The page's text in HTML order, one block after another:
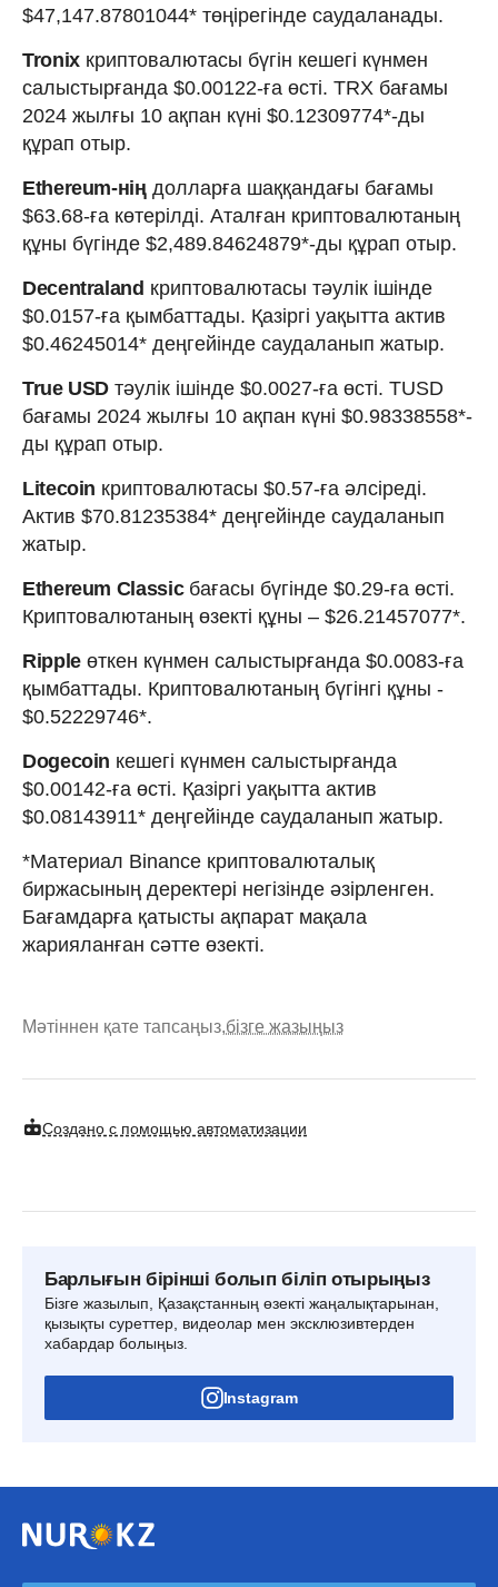
$47,147.87801044* төңірегінде саудаланады.
Tronixкриптовалютасы бүгін кешегі күнмен
салыстырғанда $0.00122-ға өсті. TRX бағамы
2024 жылғы 10 ақпан күні $0.12309774*-ды
құрап отыр.
Ethereum-ніңдолларға шаққандағы бағамы
$63.68-ға көтерілді. Аталған криптовалютаның
құны бүгінде $2,489.84624879*-ды құрап отыр.
Decentraland криптовалютасы тәулік ішінде
$0.0157-ға қымбаттады. Қазіргі уақытта актив
$0.46245014* деңгейінде саудаланып жатыр.
True USD тәулік ішінде $0.0027-ға өсті. TUSD
бағамы 2024 жылғы 10 ақпан күні $0.98338558*-
ды құрап отыр.
Litecoin криптовалютасы $0.57-ға әлсіреді.
Актив $70.81235384* деңгейінде саудаланып
жатыр.
Ethereum Classicбағасы бүгінде $0.29-ға өсті.
Криптовалютаның өзекті құны – $26.21457077*.
Rippleөткен күнмен салыстырғанда $0.0083-ға
қымбаттады. Криптовалютаның бүгінгі құны -
$0.52229746*.
Dogecoin кешегі күнмен салыстырғанда
$0.00142-ға өсті. Қазіргі уақытта актив
$0.08143911* деңгейінде саудаланып жатыр.
*Материал Binance криптовалюталық
биржасының деректері негізінде әзірленген.
Бағамдарға қатысты ақпарат мақала
жарияланған сәтте өзекті.
Мәтіннен қате тапсаңыз,бізге жазыңыз
Создано с помощью автоматизации
Барлығын бірінші болып біліп отырыңыз
Бізге жазылып, Қазақстанның өзекті жаңалықтарынан,
қызықты суреттер, видеолар мен эксклюзивтерден
хабардар болыңыз.
Instagram